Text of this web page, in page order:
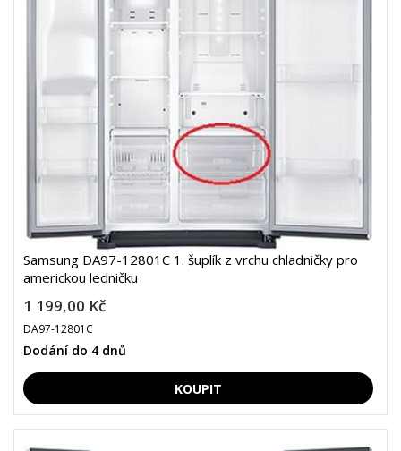
Samsung DA97-12801C 1. šuplík z vrchu chladničky pro
americkou ledničku
1 199,00 Kč
DA97-12801C
Dodání do 4 dnů